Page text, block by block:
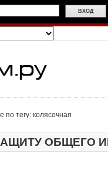
по тегу: колясочная
ОБЩЕГО